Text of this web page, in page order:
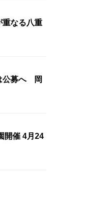
なる八重
公募へ 岡
開催 4月24